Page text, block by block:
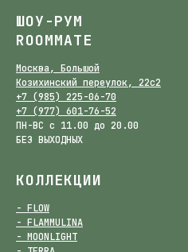
ШОУ-РУМ
ROOMMATE
Москва, Большой
Козихинский переулок, 22с2
+7 (985) 225-06-70
+7 (977) 601-76-52
ПН-ВС с 11.00 до 20.00
БЕЗ ВЫХОДНЫХ
КОЛЛЕКЦИИ
- FLOW
- FLAMMULINA
- MOONLIGHT